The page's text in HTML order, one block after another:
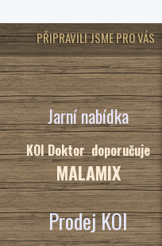
PŘIPRAVILI JSME PRO VÁS
Jarní nabídka
KOI Doktor doporučuje
MALAMIX
Prodej KOI